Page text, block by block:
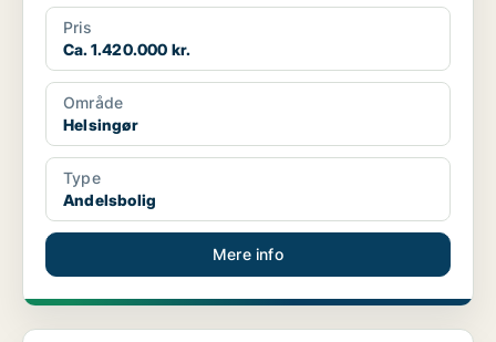
Pris
Ca. 1.420.000 kr.
Område
Helsingør
Type
Andelsbolig
Mere info